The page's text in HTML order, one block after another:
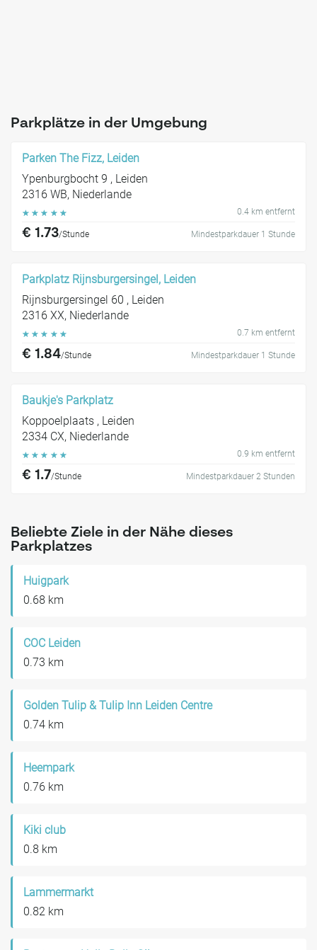
Parkplätze in der Umgebung
Parken The Fizz, Leiden
Ypenburgbocht 9 , Leiden
2316 WB, Niederlande
☆ ☆ ☆ ☆ ☆ 0.4 km entfernt
€ 1.73/Stunde Mindestparkdauer 1 Stunde
Parkplatz Rijnsburgersingel, Leiden
Rijnsburgersingel 60 , Leiden
2316 XX, Niederlande
☆ ☆ ☆ ☆ ☆ 0.7 km entfernt
€ 1.84/Stunde Mindestparkdauer 1 Stunde
Baukje's Parkplatz
Koppoelplaats , Leiden
2334 CX, Niederlande
☆ ☆ ☆ ☆ ☆ 0.9 km entfernt
€ 1.7/Stunde Mindestparkdauer 2 Stunden
Beliebte Ziele in der Nähe dieses
Parkplatzes
Huigpark
0.68 km
COC Leiden
0.73 km
Golden Tulip & Tulip Inn Leiden Centre
0.74 km
Heempark
0.76 km
Kiki club
0.8 km
Lammermarkt
0.82 km